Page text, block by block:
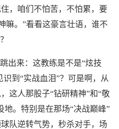
，咱们不怕苦，不怕累，要
嘛。”看看这豪言壮语，谁不
出来：这教练是不是“炫技
到“实战血泪”？可是啊，从
这人那股子“钻研精神”和“敬
地。特别是在那场“决战巅峰”
队逆转气势，秒杀对手，场